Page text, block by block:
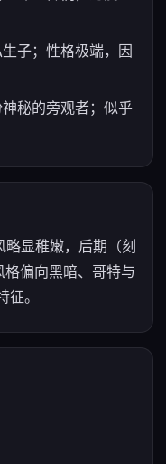
子；性格极端，因
秘的旁观者；似乎
显稚嫩，后期（刻
偏向黑暗、哥特与
。